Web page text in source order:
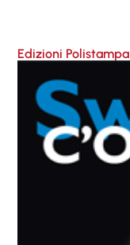
Edizioni Polistampa